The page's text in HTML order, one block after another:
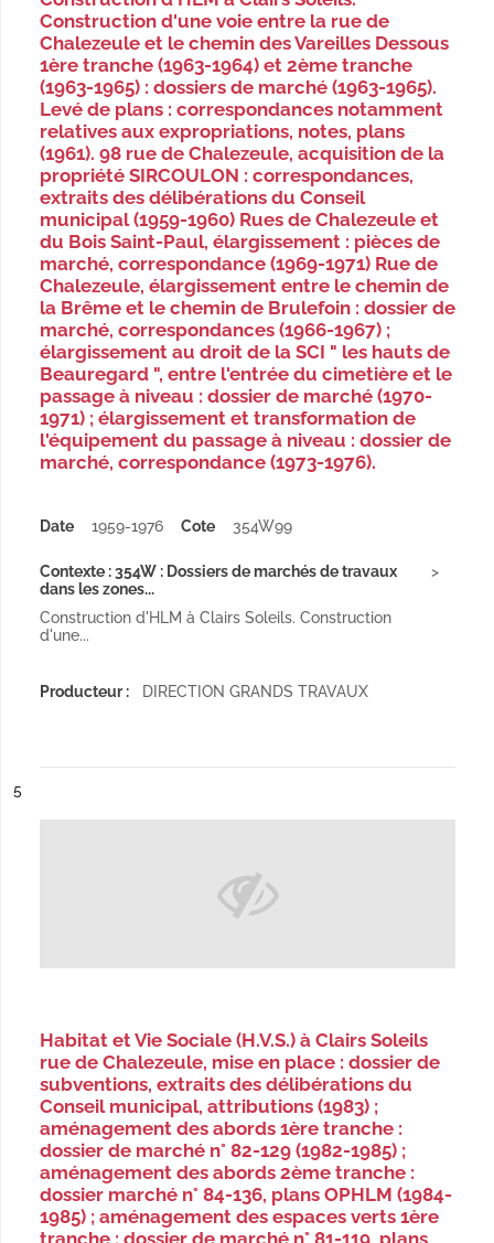
Construction d'une voie entre la rue de
Chalezeule et le chemin des Vareilles Dessous
1ère tranche (1963-1964) et 2ème tranche
(1963-1965) : dossiers de marché (1963-1965).
Levé de plans : correspondances notamment
relatives aux expropriations, notes, plans
(1961). 98 rue de Chalezeule, acquisition de la
propriété SIRCOULON : correspondances,
extraits des délibérations du Conseil
municipal (1959-1960) Rues de Chalezeule et
du Bois Saint-Paul, élargissement : pièces de
marché, correspondance (1969-1971) Rue de
Chalezeule, élargissement entre le chemin de
la Brême et le chemin de Brulefoin : dossier de
marché, correspondances (1966-1967) ;
élargissement au droit de la SCI " les hauts de
Beauregard ", entre l'entrée du cimetière et le
passage à niveau : dossier de marché (1970-
1971) ; élargissement et transformation de
l'équipement du passage à niveau : dossier de
marché, correspondance (1973-1976).
Date 1959-1976 Cote 354W99
Contexte : 354W : Dossiers de marchés de travaux
dans les zones...
Construction d'HLM à Clairs Soleils. Construction
d'une...
Producteur : DIRECTION GRANDS TRAVAUX
n°
5
Habitat et Vie Sociale (H.V.S.) à Clairs Soleils
rue de Chalezeule, mise en place : dossier de
subventions, extraits des délibérations du
Conseil municipal, attributions (1983) ;
aménagement des abords 1ère tranche :
dossier de marché n° 82-129 (1982-1985) ;
aménagement des abords 2ème tranche :
dossier marché n° 84-136, plans OPHLM (1984-
1985) ; aménagement des espaces verts 1ère
tranche : dossier de marché n° 81-119, plans